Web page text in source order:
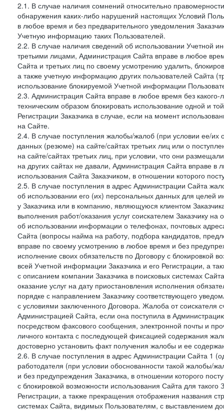
2.1. В случае наличия сомнений относительно
обнаружения каких-либо нарушений настоящих Условий
в любое время и без предварительного уведомления
Учетную информацию таких Пользователей.
2.2. В случае наличия сведений об использовании Учетной
третьими лицами, Администрация Сайта вправе в любое
Сайта и третьих лиц по своему усмотрению удалить,
а также учетную информацию других пользователей Сайта
использование блокируемой Учетной информации
2.3. Администрация Сайта вправе в любое время без
техническим образом блокировать использование одной и
Регистрации Заказчика в случае, если на момент
на Сайте.
2.4. В случае поступления жалобы/жалоб (при условии ее/их
данных (резюме) на сайте/сайтах третьих лиц или о
на сайте/сайтах третьих лиц, при условии, что они
на других сайтах не давали, Администрация Сайта вправе в
использования Сайта Заказчиком, в отношении которого
2.5. В случае поступления в адрес Администрации Сайта
об использовании его (их) персональных данных для целей
у Заказчика или в компанию, являющуюся клиентом
выполнения работ/оказания услуг соискателем Заказчику
об использовании информации о телефонах, почтовых
Сайта (вопросы найма на работу, подбора кандидатов,
вправе по своему усмотрению в любое время и без
исполнение своих обязательств по Договору с блокировкой
всей Учетной информации Заказчика и его Регистрации, а
с описанием компании Заказчика в поисковых системах
оказание услуг на дату приостановления исполнения
порядке с направлением Заказчику соответствующего
с условиями заключенного Договора. Жалоба от
Администрацией Сайта, если она поступила в
посредством факсового сообщения, электронной почты и
личного контакта с последующей фиксацией содержания
достоверно установить факт получения жалобы и ее
2.6. В случае поступления в адрес Администрации Сайта 1
работодателя (при условии обоснованности такой
и без предупреждения Заказчика, в отношении которого
с блокировкой возможности использования Сайта для
Регистрации, а также прекращения отображения названия
системах Сайта, видимых Пользователям, с выставлением